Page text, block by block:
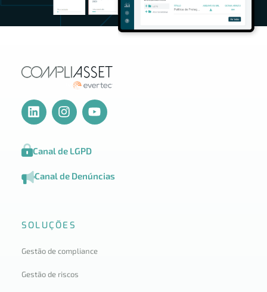
Canal de LGPD
Canal de Denúncias
SOLUÇÕES
Gestão de compliance
Gestão de riscos